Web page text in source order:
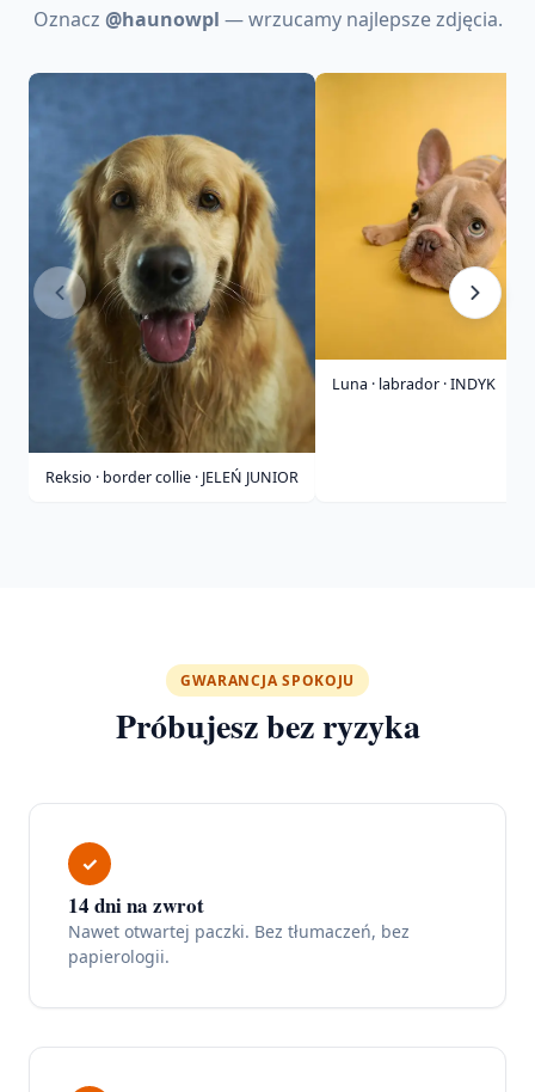
Oznacz @haunowpl — wrzucamy najlepsze zdjęcia.
Reksio · border collie · JELEŃ JUNIOR
Luna · labrador · INDYK
GWARANCJA SPOKOJU
Próbujesz bez ryzyka
✓
14 dni na zwrot
Nawet otwartej paczki. Bez tłumaczeń, bez
papierologii.